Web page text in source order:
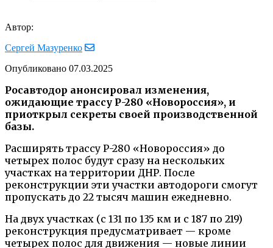
Автор:
Сергей Мазуренко
Опубликовано 07.03.2025
Росавтодор анонсировал изменения,
ожидающие трассу Р-280 «Новороссия», и
приоткрыл секреты своей производственной
базы.
Расширять трассу Р-280 «Новороссия» до
четырех полос будут сразу на нескольких
участках на территории ДНР. После
реконструкции эти участки автодороги смогут
пропускать до 22 тысяч машин ежедневно.
На двух участках (с 131 по 135 км и с 187 по 219)
реконструкция предусматривает — кроме
четырех полос для движения — новые линии